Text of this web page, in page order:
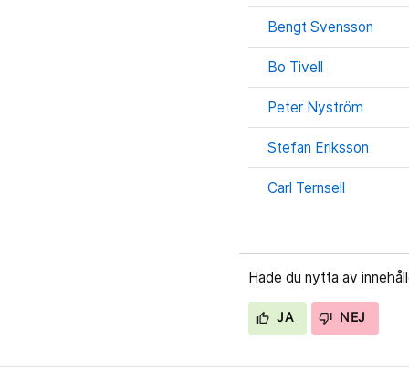
Bengt Svensson
Bo Tivell
Peter Nyström
Stefan Eriksson
Carl Ternsell
Hade du nytta av
JA NEJ